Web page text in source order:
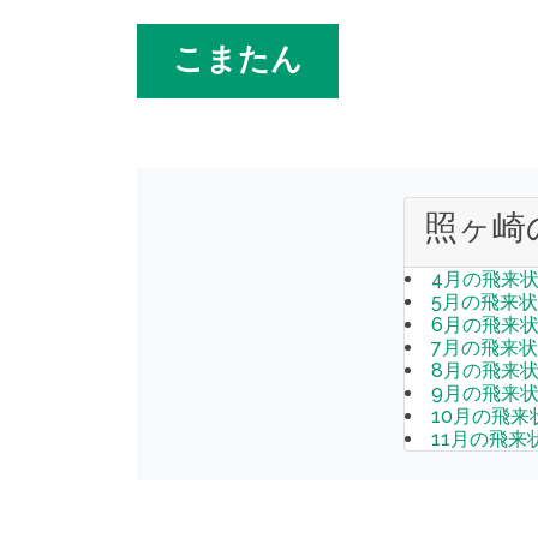
こまたん
照ヶ崎
4月の飛来
5月の飛来
6月の飛来
7月の飛来
8月の飛来
9月の飛来
10月の飛来
11月の飛来